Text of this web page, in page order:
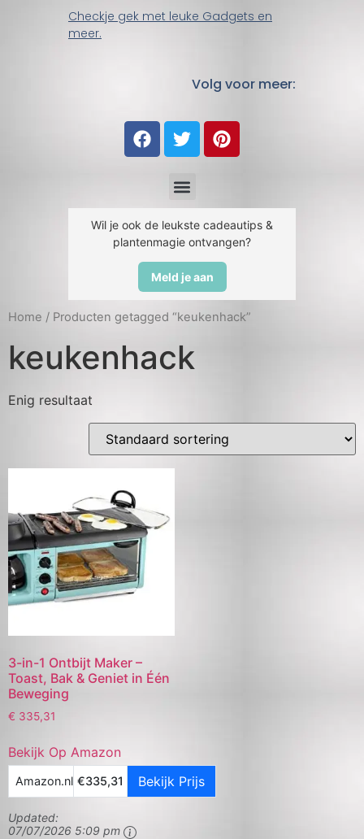
Checkje gek met leuke Gadgets en
meer.
Volg voor meer:
Wil je ook de leukste cadeautips &
plantenmagie ontvangen?
Meld je aan
Home / Producten getagged “keukenhack”
keukenhack
Enig resultaat
3-in-1 Ontbijt Maker –
Toast, Bak & Geniet in Één
Beweging
€ 335,31
Bekijk Op Amazon
Amazon.nl €335,31 Bekijk Prijs
Updated:
07/07/2026 5:09 pm